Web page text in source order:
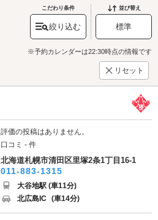
こだわり条件
絞り込む
並び替え
標準
※予約カレンダーは22:30時点の情報です
リセット
評価の投稿はありません。
口コミ - 件
北海道札幌市清田区里塚2条1丁目16-1
011-883-1315
大谷地駅 (車11分)
北広島IC (車14分)